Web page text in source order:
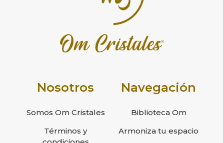
Nosotros
Somos Om Cristales
Términos y
Navegación
Biblioteca Om
Armoniza tu espacio